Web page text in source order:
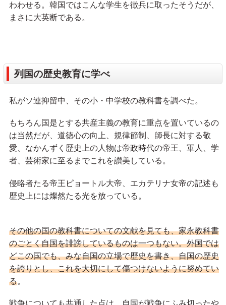
わわせる。韓国ではこんな学生を徴兵に取ったそうだが、
まさに大英断である。
列国の歴史教育に学べ
私がソ連抑留中、その小・中学校の教科書を調べた。
もちろん国是とする共産主義の教育に重点を置いているの
は当然だが、道徳心の向上、規律節制、師長に対する敬
愛、なかんずく歴史上の人物は帝政時代の帝王、軍人、学
者、芸術家に至るまでこれを讃美している。
侵略者たる帝王ピョートル大帝、エカテリナ女帝の記述も
歴史上には燦然たる光を放っている。
その他の国の教科書についての文献を見ても、家永教科書
のごとく自国を誹謗しているものは一つもない。外国では
どこの国でも、みな自国の立場で歴史を書き、自国の歴史
を誇りとし、これを大切にして傷つけないように努めてい
る。
戦争についても共通した点は、自国が戦争にふみ切ったや